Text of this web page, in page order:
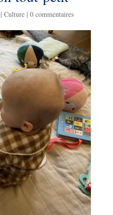
| Culture| 0 commentaires